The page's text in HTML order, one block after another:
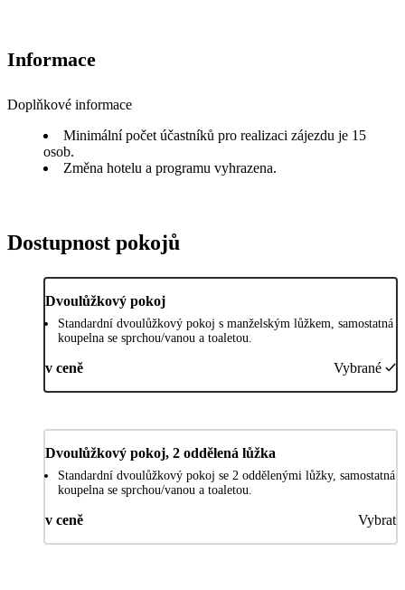
Informace
Doplňkové informace
Minimální počet účastníků pro realizaci zájezdu je 15
osob.
Změna hotelu a programu vyhrazena.
Dostupnost pokojů
Dvoulůžkový pokoj
Standardní dvoulůžkový pokoj s manželským lůžkem, samostatná
koupelna se sprchou/vanou a toaletou.
v ceně Vybrané
Dvoulůžkový pokoj, 2 oddělená lůžka
Standardní dvoulůžkový pokoj se 2 oddělenými lůžky, samostatná
koupelna se sprchou/vanou a toaletou.
v ceně Vybrat